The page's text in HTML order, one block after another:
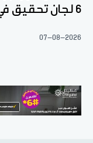
6 لجان تحقيق في ملفات حساسة
07-08-2026